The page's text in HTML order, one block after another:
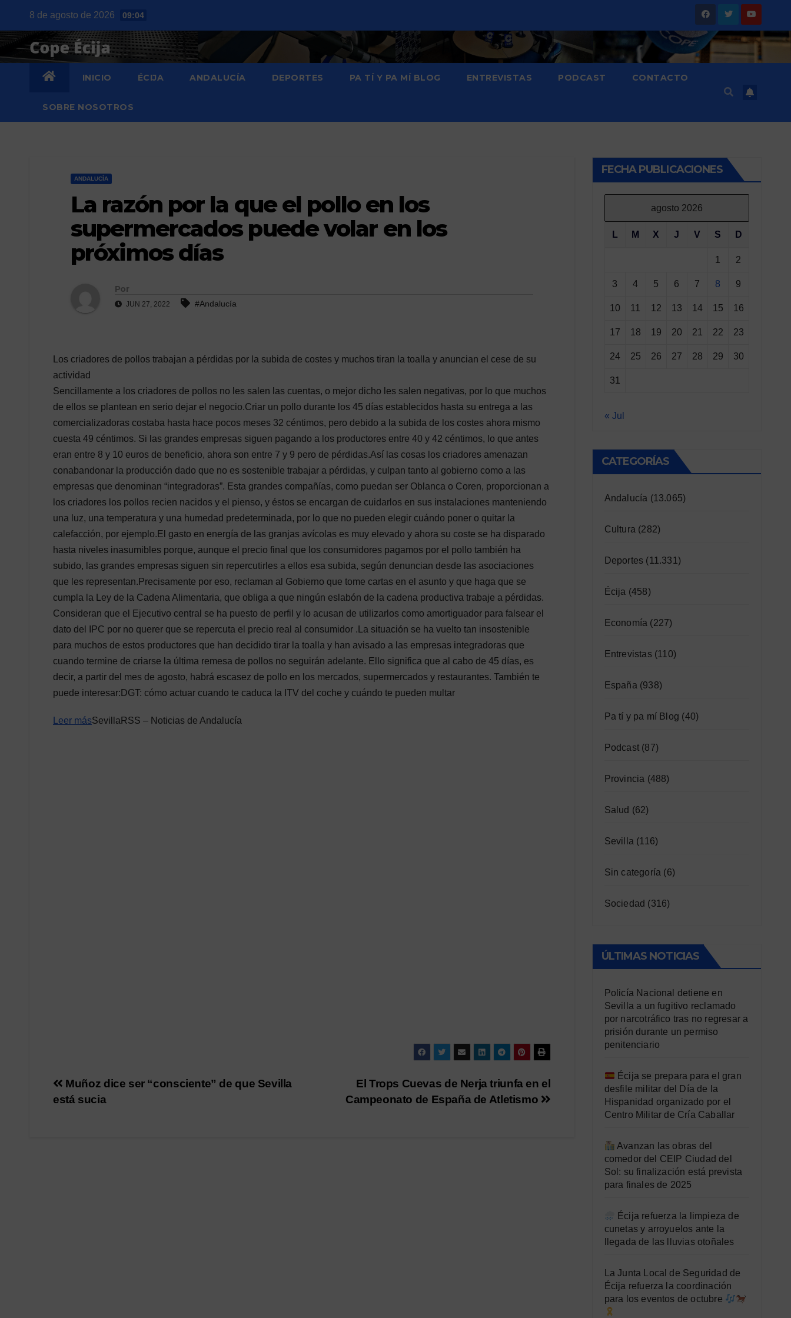
contenido
8 de agosto de 2026 09:04
INICIO ÉCIJA ANDALUCÍA DEPORTES PA TÍ Y PA MÍ BLOG ENTREVISTAS PODCAST CONTACTO
SOBRE NOSOTROS
ANDALUCÍA
La razón por la que el pollo en los
supermercados puede volar en los
próximos días
Por
JUN 27, 2022 #Andalucía
Los criadores de pollos trabajan a pérdidas por la subida de costes y muchos tiran la toalla y anuncian el cese de su
actividad
Sencillamente a los criadores de pollos no les salen las cuentas, o mejor dicho les salen negativas, por lo que muchos
de ellos se plantean en serio dejar el negocio.Criar un pollo durante los 45 días establecidos hasta su entrega a las
comercializadoras costaba hasta hace pocos meses 32 céntimos, pero debido a la subida de los costes ahora mismo
cuesta 49 céntimos. Si las grandes empresas siguen pagando a los productores entre 40 y 42 céntimos, lo que antes
eran entre 8 y 10 euros de beneficio, ahora son entre 7 y 9 pero de pérdidas.Así las cosas los criadores amenazan
conabandonar la producción dado que no es sostenible trabajar a pérdidas, y culpan tanto al gobierno como a las
empresas que denominan “integradoras”. Esta grandes compañías, como puedan ser Oblanca o Coren, proporcionan a
los criadores los pollos recien nacidos y el pienso, y éstos se encargan de cuidarlos en sus instalaciones manteniendo
una luz, una temperatura y una humedad predeterminada, por lo que no pueden elegir cuándo poner o quitar la
calefacción, por ejemplo.El gasto en energía de las granjas avícolas es muy elevado y ahora su coste se ha disparado
hasta niveles inasumibles porque, aunque el precio final que los consumidores pagamos por el pollo también ha
subido, las grandes empresas siguen sin repercutirles a ellos esa subida, según denuncian desde las asociaciones
que les representan.Precisamente por eso, reclaman al Gobierno que tome cartas en el asunto y que haga que se
cumpla la Ley de la Cadena Alimentaria, que obliga a que ningún eslabón de la cadena productiva trabaje a pérdidas.
Consideran que el Ejecutivo central se ha puesto de perfil y lo acusan de utilizarlos como amortiguador para falsear el
dato del IPC por no querer que se repercuta el precio real al consumidor .La situación se ha vuelto tan insostenible
para muchos de estos productores que han decidido tirar la toalla y han avisado a las empresas integradoras que
cuando termine de criarse la última remesa de pollos no seguirán adelante. Ello significa que al cabo de 45 días, es
decir, a partir del mes de agosto, habrá escasez de pollo en los mercados, supermercados y restaurantes. También te
puede interesar:DGT: cómo actuar cuando te caduca la ITV del coche y cuándo te pueden multar
Leer másSevillaRSS – Noticias de Andalucía
Navegación
El Trops Cuevas de Nerja triunfa en el
Campeonato de España de Atletismo
Muñoz dice ser “consciente” de que Sevilla
está sucia
FECHA PUBLICACIONES
agosto 2026
L M X J V S D
1 2
3 4 5 6 7 8 9
10 11 12 13 14 15 16
17 18 19 20 21 22 23
24 25 26 27 28 29 30
31
« Jul
CATEGORÍAS
Andalucía (13.065)
Cultura (282)
Deportes (11.331)
Écija (458)
Economía (227)
Entrevistas(110)
España (938)
Pa tí y pa mí Blog (40)
Podcast(87)
Provincia (488)
Salud (62)
Sevilla (116)
Sin categoría (6)
Sociedad (316)
ÚLTIMAS NOTICIAS
Policía Nacional detiene en
Sevilla a un fugitivo reclamado
por narcotráfico tras no regresar a
prisión durante un permiso
penitenciario
Écija se prepara para el gran
desfile militar del Día de la
Hispanidad organizado por el
Centro Militar de Cría Caballar
Avanzan las obras del
comedor del CEIP Ciudad del
Sol: su finalización está prevista
para finales de 2025
Écija refuerza la limpieza de
cunetas y arroyuelos ante la
llegada de las lluvias otoñales
La Junta Local de Seguridad de
Écija refuerza la coordinación
para los eventos de octubre